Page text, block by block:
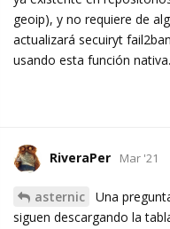
geoip), y no requiere de
actualizará secuiryt
usando esta función nativa.
RiveraPer Mar '21
asternic
Una
siguen descargando la